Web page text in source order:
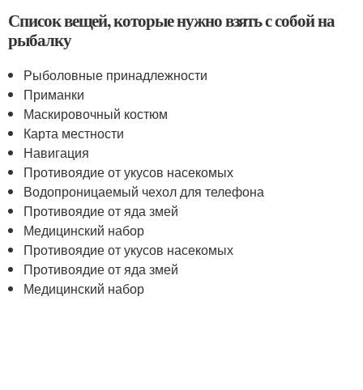
Список вещей, которые нужно взять с собой на
рыбалку
Рыболовные принадлежности
Приманки
Маскировочный костюм
Карта местности
Навигация
Противоядие от укусов насекомых
Водопроницаемый чехол для телефона
Противоядие от яда змей
Медицинский набор
Противоядие от укусов насекомых
Противоядие от яда змей
Медицинский набор